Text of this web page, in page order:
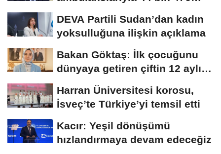
DEVA Partili Sudan’dan kadın
yoksulluğuna ilişkin açıklama
Bakan Göktaş: İlk çocuğunu
dünyaya getiren çiftin 12 aylık
Harran Üniversitesi korosu,
İsveç’te Türkiye’yi temsil etti
Kacır: Yeşil dönüşümü
hızlandırmaya devam edeceğiz